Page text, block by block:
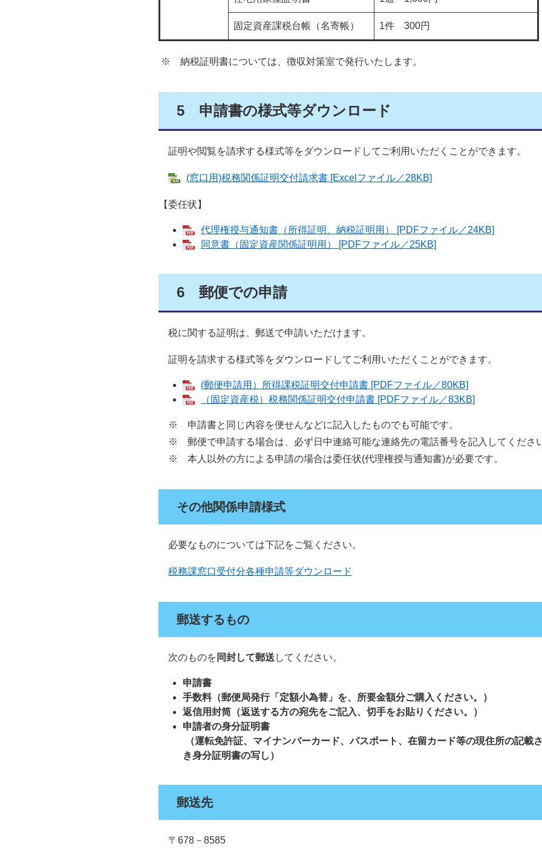
固定資産課税台帳（名寄帳） 1件 300円
※ 納税証明書については、徴収対策室で発行いたします。
5 申請書の様式等ダウンロード
証明や閲覧を請求する様式等をダウンロードしてご利用いただくことができます。
(窓口用)税務関係証明交付請求書 [Excelファイル／28KB]
【委任状】
代理権授与通知書（所得証明、納税証明用） [PDFファイル／24KB]
同意書（固定資産関係証明用） [PDFファイル／25KB]
6 郵便での申請
税に関する証明は、郵送で申請いただけます。
証明を請求する様式等をダウンロードしてご利用いただくことができます。
(郵便申請用）所得課税証明交付申請書 [PDFファイル／80KB]
（固定資産税）税務関係証明交付申請書 [PDFファイル／83KB]
※ 申請書と同じ内容を便せんなどに記入したものでも可能です。
※ 郵便で申請する場合は、必ず日中連絡可能な連絡先の電話番号を記入してくださ
※ 本人以外の方による申請の場合は委任状(代理権授与通知書)が必要です。
その他関係申請様式
必要なものについては下記をご覧ください。
税務課窓口受付分各種申請等ダウンロード
郵送するもの
次のものを 同封して郵送 してください。
申請書
手数料（郵便局発行「定額小為替」を、所要金額分ご購入ください。）
返信用封筒 （返送する方の宛先をご記入、切手をお貼りください。）
申請者の身分証明書
（運転免許証、マイナンバーカード、パスポート、在留カード等の現住所の記載
き身分証明書の写し）
郵送先
〒678－8585